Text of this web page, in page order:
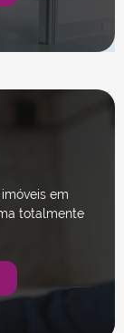
em
totalmente